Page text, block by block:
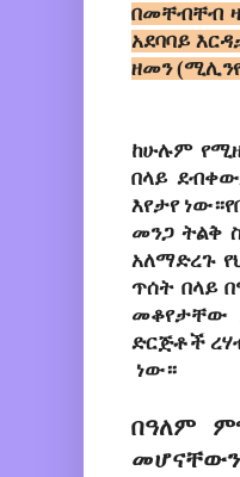
በመቸብቸብ
አደባባይ
ዘመን
ከሁሉም
በላይ
እየታየ
መንጋ ትልቅ
አለማድረጉ
ጥሰት በላይ
መቆየታቸው
ድርጅቶች
ነው።
በዓለም
መሆናቸውን